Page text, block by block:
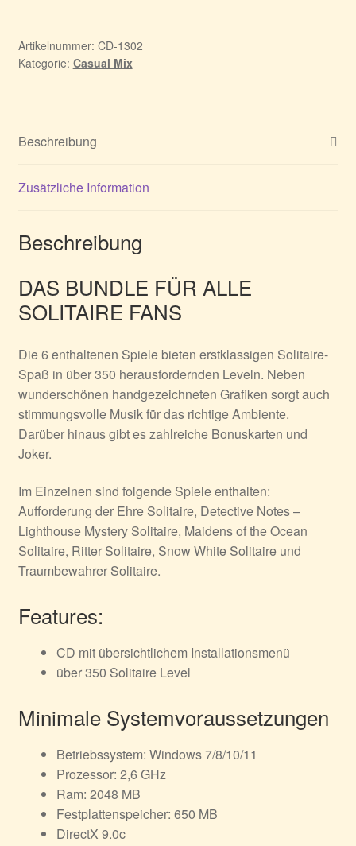
4
Menge
Artikelnummer: CD-1302
Kategorie: Casual Mix
Beschreibung
Zusätzliche Information
Beschreibung
DAS BUNDLE FÜR ALLE
SOLITAIRE FANS
Die 6 enthaltenen Spiele bieten erstklassigen Solitaire-
Spaß in über 350 herausfordernden Leveln. Neben
wunderschönen handgezeichneten Grafiken sorgt auch
stimmungsvolle Musik für das richtige Ambiente.
Darüber hinaus gibt es zahlreiche Bonuskarten und
Joker.
Im Einzelnen sind folgende Spiele enthalten:
Aufforderung der Ehre Solitaire, Detective Notes –
Lighthouse Mystery Solitaire, Maidens of the Ocean
Solitaire, Ritter Solitaire, Snow White Solitaire und
Traumbewahrer Solitaire.
Features:
CD mit übersichtlichem Installationsmenü
über 350 Solitaire Level
Minimale Systemvoraussetzungen
Betriebssystem: Windows 7/8/10/11
Prozessor: 2,6 GHz
Ram: 2048 MB
Festplattenspeicher: 650 MB
DirectX 9.0c